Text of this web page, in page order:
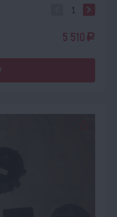
5 510 a